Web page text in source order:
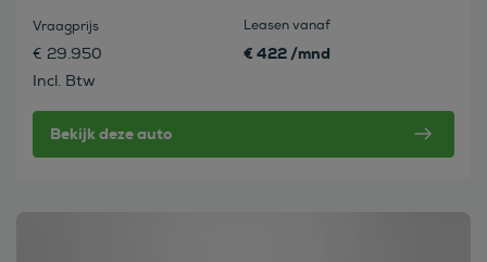
Vraagprijs
€ 29.950
Incl. Btw
Leasen vanaf
€ 422 /mnd
Bekijk deze auto